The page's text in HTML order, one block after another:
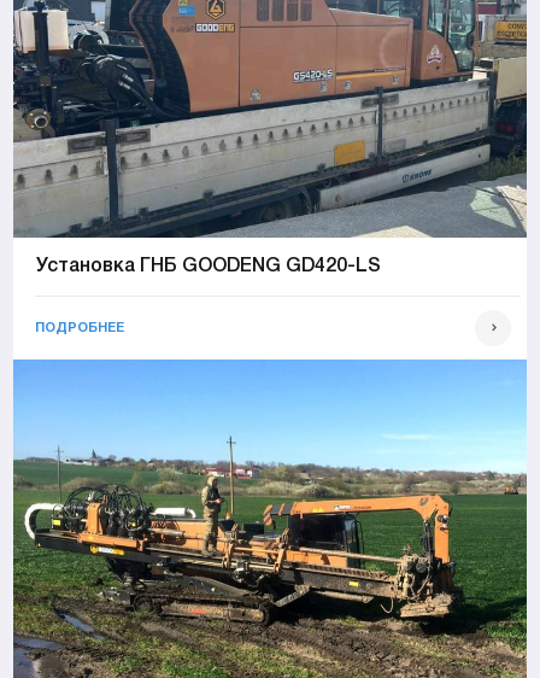
Установка ГНБ GOODENG GD420-LS
ПОДРОБНЕЕ